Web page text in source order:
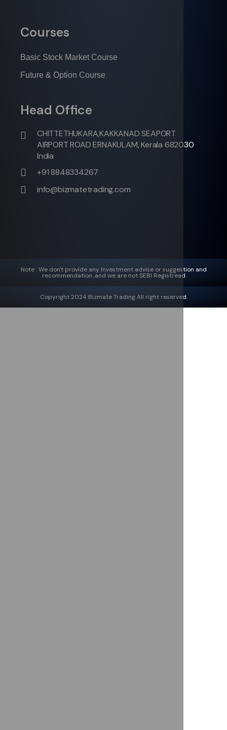
Courses
Basic Stock Market Course
Future & Option Course
Head Office
CHITTETHUKARA,KAKKANAD SEAPORT
AIRPORT ROAD ERNAKULAM, Kerala 682030
India
+91 8848334267
info@bizmatetrading.com
Note : We don't provide any Investment advise or suggestion and
recommendation ,and we are not SEBI Registread
Copyright 2024 Bizmate Trading All right reserved.